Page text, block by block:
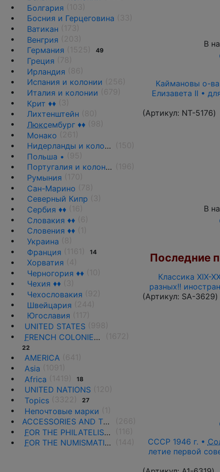
Болгария
Босния и Герцеговина
Ватикан
Венгрия
Германия
49
Греция
Ирландия
Испания и колонии
Италия и колонии
Крит ♦♦
Лихтенштейн
Люксембург ♦♦
Монако
Нидерланды и колонии
Польша •
Португалия и колонии
Румыния
Сан-Марино
Северный Кипр
Сербия ♦♦
Словакия ♦♦
Словения ♦♦
Украина
Франция
14
Хорватия
Черногория ♦♦
Чехия ♦♦
Чехословакия
Швейцария
Югославия
UNITED STATES
FRENCH COLONIES AND THE TERRITORIES
22
AMERICA
Asia
Africa
18
UNITED NATIONS
Topics
27
Непочтовые марки
ACCESSORIES AND THE LITERATURE
FOR THE PHILATELISTS
FOR THE NUMISMATISTS
В
Каймановы о-ва
Елизавета II •
(Артикул: NT-5176)
В
Последние
Классика XIX-
разных!!
(Артикул: SA-3629)
СССР 1946 г. •
летие первой